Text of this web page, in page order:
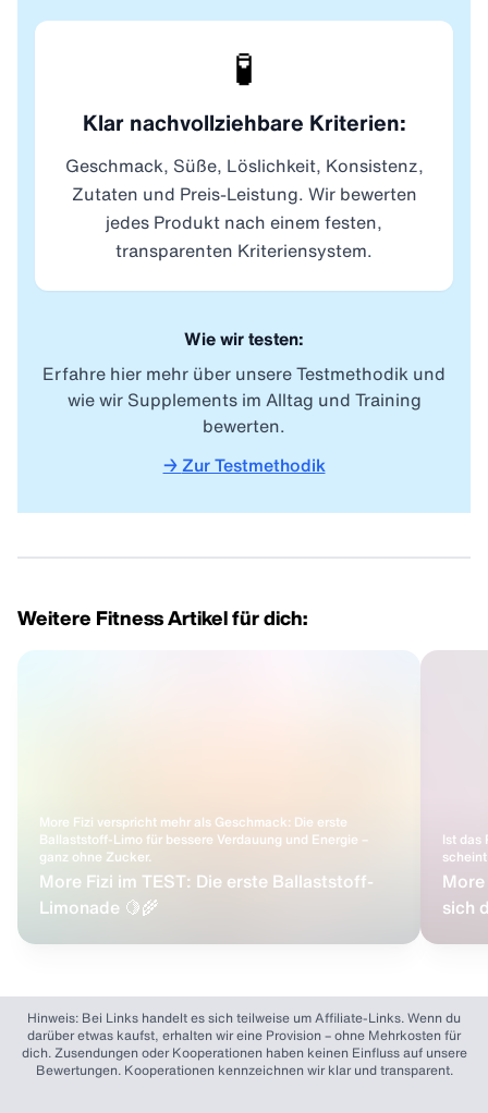
🧪
Klar nachvollziehbare Kriterien:
Geschmack, Süße, Löslichkeit, Konsistenz,
Zutaten und Preis-Leistung. Wir bewerten
jedes Produkt nach einem festen,
transparenten Kriteriensystem.
Wie wir testen:
Erfahre hier mehr über unsere Testmethodik und
wie wir Supplements im Alltag und Training
bewerten.
→ Zur Testmethodik
Weitere Fitness Artikel für dich:
More Fizi verspricht mehr als Geschmack: Die erste
Ballaststoff-Limo für bessere Verdauung und Energie –
ganz ohne Zucker.
More Fizi im TEST: Die erste Ballaststoff-
Limonade 🍋🌾
Ist das
sich
Hinweis: Bei Links handelt es sich teilweise um Affiliate-Links. Wenn du
darüber etwas kaufst, erhalten wir eine Provision – ohne Mehrkosten für
dich. Zusendungen oder Kooperationen haben keinen Einfluss auf unsere
Bewertungen. Kooperationen kennzeichnen wir klar und transparent.